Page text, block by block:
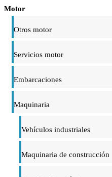
Motor
Otros motor
Servicios motor
Embarcaciones
Maquinaria
Vehículos industriales
Maquinaria de construcción